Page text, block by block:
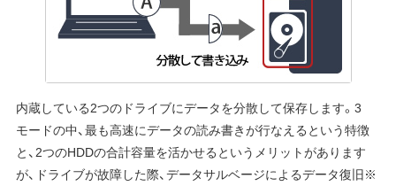
内蔵している2つのドライブにデータを分散して保存します。3
モードの中、最も高速にデータの読み書きが行なえるという特徴
と、2つのHDDの合計容量を活かせるというメリットがあります
が、ドライブが故障した際、データサルベージによるデータ復旧※